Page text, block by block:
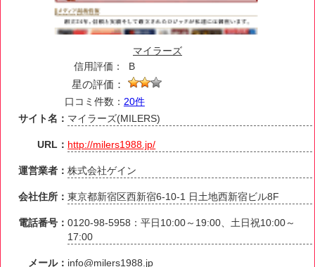
マイラーズ
信用評価：
B
星の評価：
口コミ件数： 20件
サイト名： マイラーズ(MILERS)
URL： http://milers1988.jp/
運営業者：株式会社ゲイン
会社住所：東京都新宿区西新宿6-10-1 日土地西新宿ビル8F
電話番号：0120-98-5958：平日10:00～19:00、土日祝10:00～
17:00
メール： info@milers1988.jp